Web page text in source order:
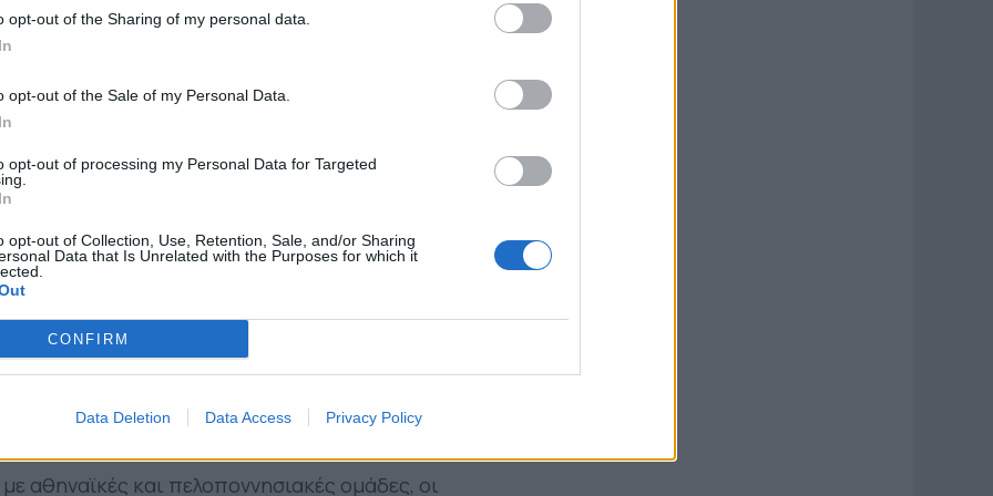
opt-out of the Sharing of my personal data.
opt-out of the Sale of my Personal Data.
opt-out of processing my Personal Data for Targeted
opt-out of Collection, Use, Retention, Sale, and/or Sharing
Data that Is Unrelated with the Purposes for which it
CONFIRM
Data Deletion Data Access Privacy Policy
στο γήπεδο για να παίξω πρώτη φορά στην
Α’ τοπικού ήταν απερίγραπτα, σίγουρα
που θυμόσαστε;
μας έδωσε απίστευτη χαρά και είχαμε γίνει
χρόνια, πόσο κοντά ήταν στο σύλλογο;
διαφορές είτε παίζαμε εντός έδρας, είτε
μόνο Αγρινιώτες, αλλά ευρύτερα
και Αγρινιώτες της Αθήνας ταξίδευαν στο
του Παναιτωλικού.
αθηναϊκές και πελοποννησιακές ομάδες, οι